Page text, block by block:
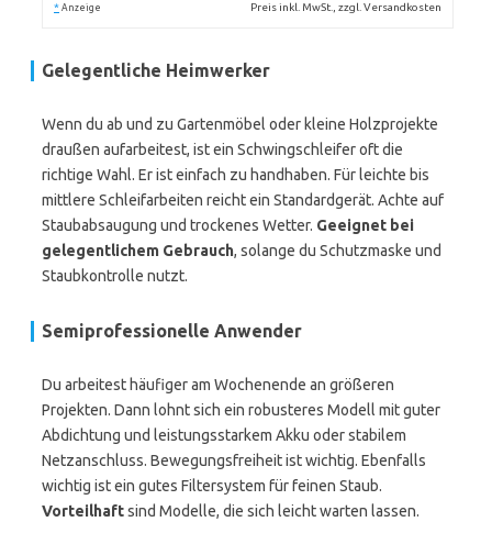
* Anzeige Preis inkl. MwSt., zzgl. Versandkosten
Gelegentliche Heimwerker
Wenn du ab und zu Gartenmöbel oder kleine Holzprojekte
draußen aufarbeitest, ist ein Schwingschleifer oft die
richtige Wahl. Er ist einfach zu handhaben. Für leichte bis
mittlere Schleifarbeiten reicht ein Standardgerät. Achte auf
Staubabsaugung und trockenes Wetter. Geeignet bei
gelegentlichem Gebrauch, solange du Schutzmaske und
Staubkontrolle nutzt.
Semiprofessionelle Anwender
Du arbeitest häufiger am Wochenende an größeren
Projekten. Dann lohnt sich ein robusteres Modell mit guter
Abdichtung und leistungsstarkem Akku oder stabilem
Netzanschluss. Bewegungsfreiheit ist wichtig. Ebenfalls
wichtig ist ein gutes Filtersystem für feinen Staub.
Vorteilhaftsind Modelle, die sich leicht warten lassen.